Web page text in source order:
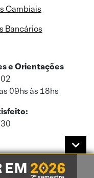
Cambiais
Bancários
e Orientações
09hs às 18hs
com a nossaPolítica de
Privacidade.